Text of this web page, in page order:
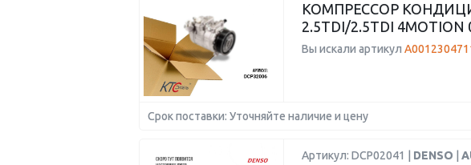
КОМПРЕССОР
2.5TDI/2.5TDI 4MOTION
Вы искали артикул
Срок поставки: Уточняйте наличие и цену
Артикул: DCP02041 | DENSO